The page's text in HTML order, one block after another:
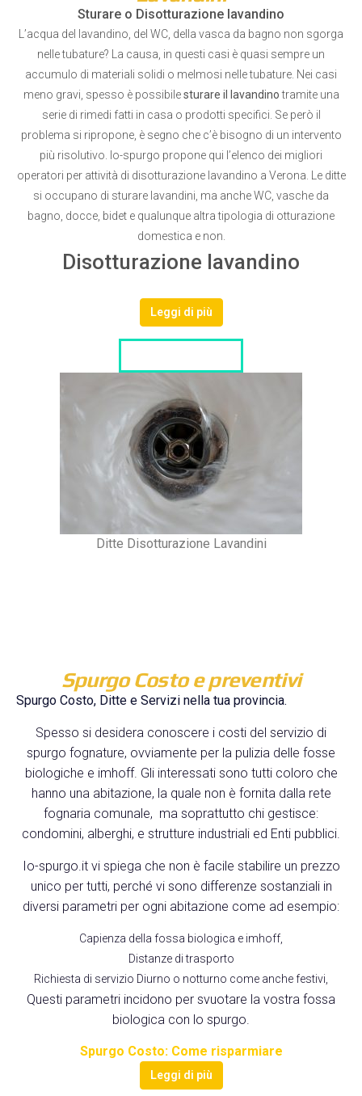
Sturare o Disotturazione lavandino
L’acqua del lavandino, del WC, della vasca da bagno non sgorga
nelle tubature? La causa, in questi casi è quasi sempre un
accumulo di materiali solidi o melmosi nelle tubature. Nei casi
meno gravi, spesso è possibilesturare il lavandinotramite una
serie di rimedi fatti in casa o prodotti specifici. Se però il
problema si ripropone, è segno che c’è bisogno di un intervento
più risolutivo. Io-spurgo propone qui l’elenco dei migliori
operatori per attività di disotturazione lavandino a Verona. Le ditte
si occupano di sturare lavandini, ma anche WC, vasche da
bagno, docce, bidet e qualunque altra tipologia di otturazione
domestica e non.
Disotturazione lavandino
Leggi di più
Ditte Disotturazione Lavandini
Spurgo Costo e preventivi
Spurgo Costo, Ditte e Servizi nella tua provincia.
Spesso si desidera conoscere i costi del servizio di
spurgo fognature, ovviamente per la pulizia delle fosse
biologiche e imhoff. Gli interessati sono tutti coloro che
hanno una abitazione, la quale non è fornita dalla rete
fognaria comunale, ma soprattutto chi gestisce:
condomini, alberghi, e strutture industriali ed Enti pubblici.
Io-spurgo.it vi spiega che non è facile stabilire un prezzo
unico per tutti, perché vi sono differenze sostanziali in
diversi parametri per ogni abitazione come ad esempio:
Capienza della fossa biologica e imhoff,
Distanze di trasporto
Richiesta di servizio Diurno o notturno come anche festivi,
Questi parametri incidono per svuotare la vostra fossa
biologica con lo spurgo.
Spurgo Costo: Come risparmiare
Leggi di più